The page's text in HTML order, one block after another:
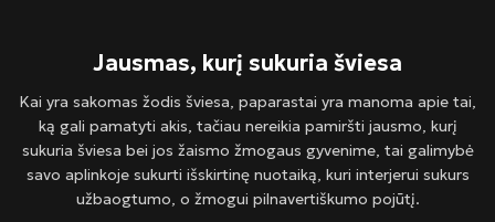
Jausmas, kurį sukuria šviesa
Kai yra sakomas žodis šviesa, paparastai yra manoma apie tai,
ką gali pamatyti akis, tačiau nereikia pamiršti jausmo, kurį
sukuria šviesa bei jos žaismo žmogaus gyvenime, tai galimybė
savo aplinkoje sukurti išskirtinę nuotaiką, kuri interjerui sukurs
užbaogtumo, o žmogui pilnavertiškumo pojūtį.